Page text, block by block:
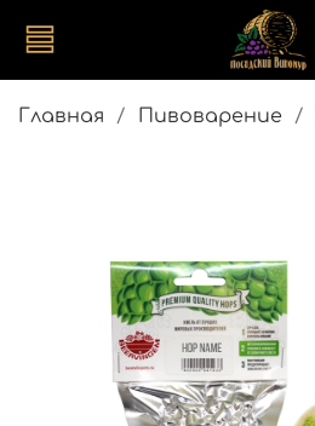
Главная Пивоварение